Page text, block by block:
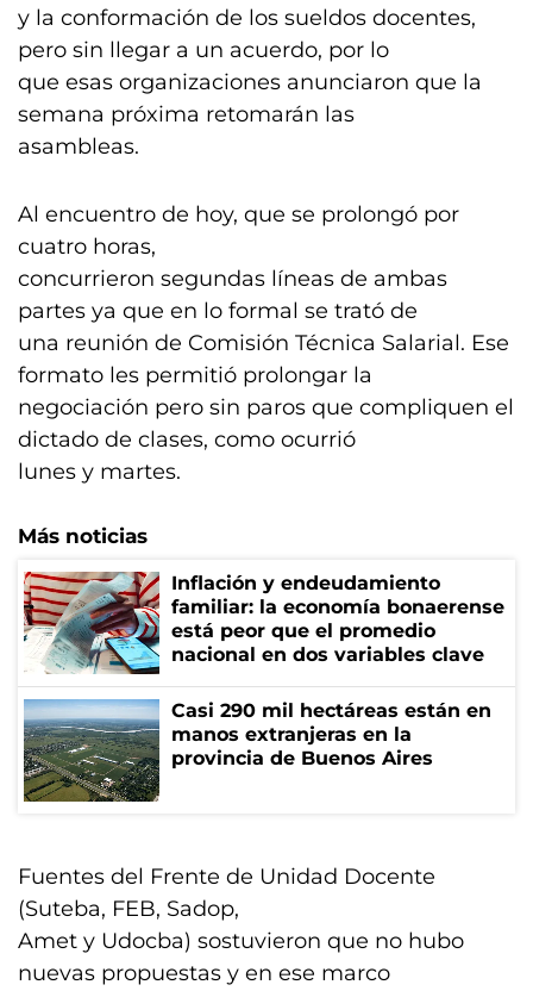
y la conformación de los sueldos docentes,
pero sin llegar a un acuerdo, por lo
que esas organizaciones anunciaron que la
semana próxima retomarán las
asambleas.
Al encuentro de hoy, que se prolongó por
cuatro horas,
concurrieron segundas líneas de ambas
partes ya que en lo formal se trató de
una reunión de Comisión Técnica Salarial. Ese
formato les permitió prolongar la
negociación pero sin paros que compliquen el
dictado de clases, como ocurrió
lunes y martes.
Más noticias
Inflación y endeudamiento
familiar: la economía bonaerense
está peor que el promedio
nacional en dos variables clave
Casi 290 mil hectáreas están en
manos extranjeras en la
provincia de Buenos Aires
Fuentes del Frente de Unidad Docente
(Suteba, FEB, Sadop,
Amet y Udocba) sostuvieron que no hubo
nuevas propuestas y en ese marco